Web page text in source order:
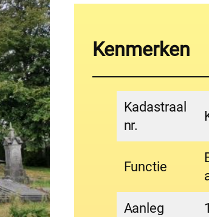
Kenmerken
Kadastraal
nr.
Functie
Aanleg